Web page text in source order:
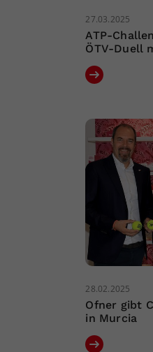
27.03.2025
ATP-
ÖTV-Duell
28.02.2025
Ofner gibt
in Murcia